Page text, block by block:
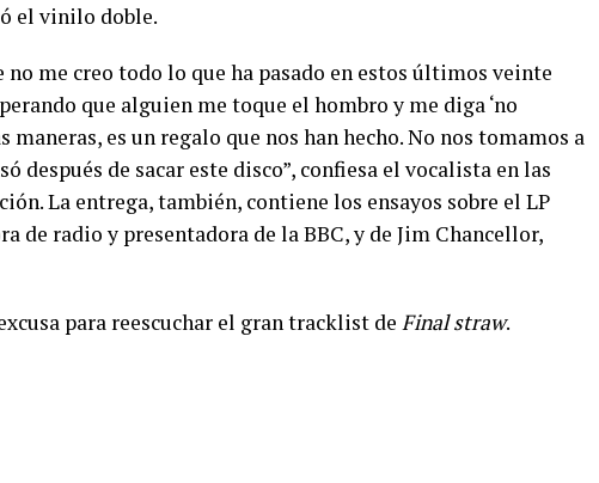
el vinilo doble.
no me creo todo lo que ha pasado en estos últimos veinte
que alguien me toque el hombro y me diga ‘no
maneras, es un regalo que nos han hecho. No nos tomamos a
después de sacar este disco”, confiesa el vocalista en las
La entrega, también, contiene los ensayos sobre el LP
de radio y presentadora de la BBC, y de Jim Chancellor,
para reescuchar el gran tracklist de Final straw.